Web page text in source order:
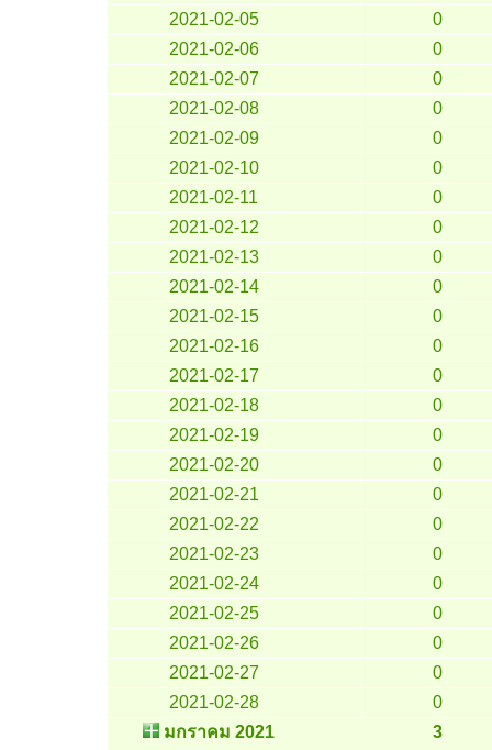
2021-02-05
0
2021-02-06
0
2021-02-07
0
2021-02-08
0
2021-02-09
0
2021-02-10
0
2021-02-11
0
2021-02-12
0
2021-02-13
0
2021-02-14
0
2021-02-15
0
2021-02-16
0
2021-02-17
0
2021-02-18
0
2021-02-19
0
2021-02-20
0
2021-02-21
0
2021-02-22
0
2021-02-23
0
2021-02-24
0
2021-02-25
0
2021-02-26
0
2021-02-27
0
2021-02-28
0
มกราคม 2021
3